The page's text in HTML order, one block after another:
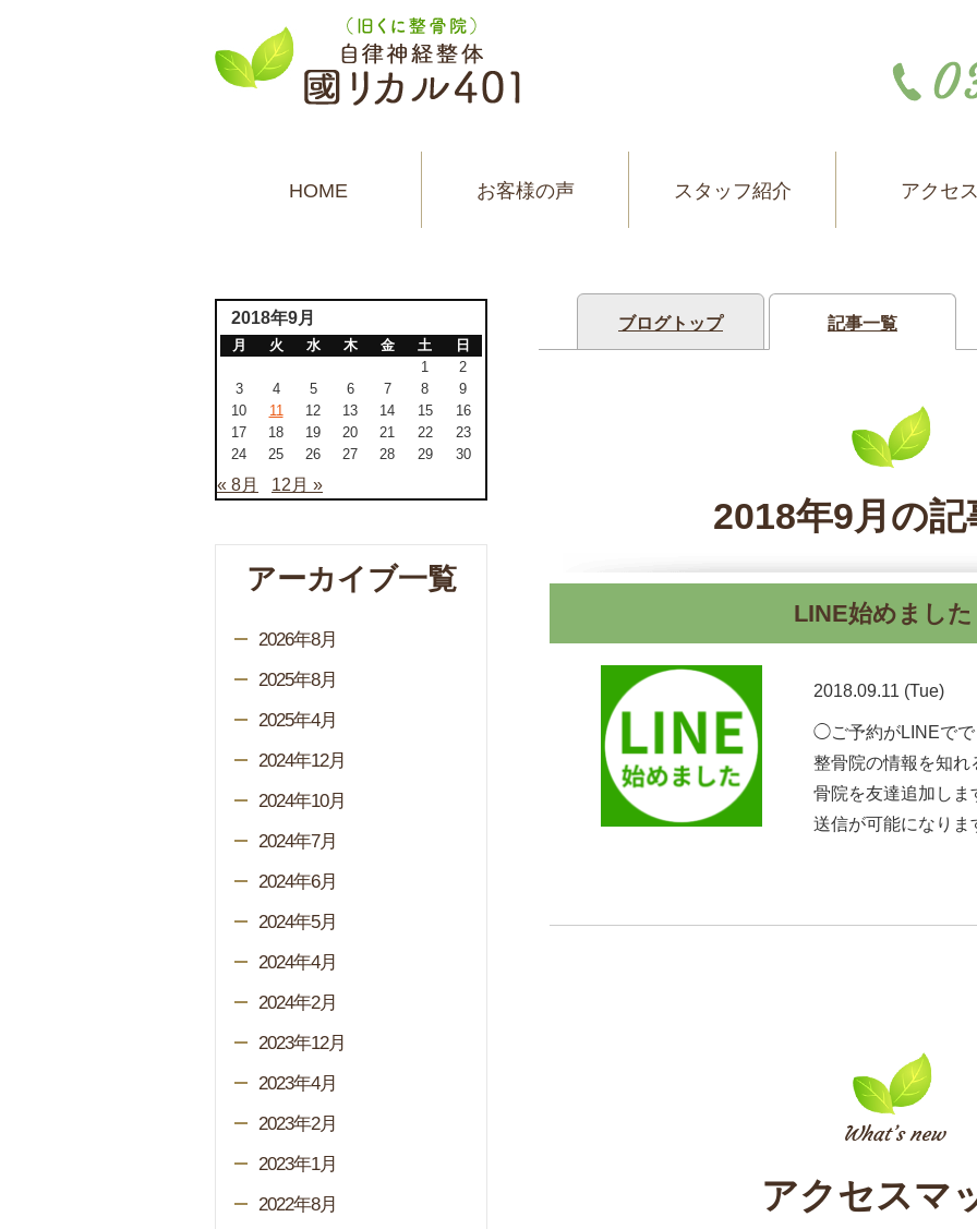
HOME お客様の声 スタッフ紹介 アクセ
ブログトップ 記事一覧
2018年9月の記
LINE始めました
2018.09.11 (Tue)
◯ご予約がLINEで
整骨院の情報を知
骨院を友達追加し
送信が可能になり
アクセスマ
2018年9月
月 火 水 木 金 土
日
1
2
3
4 5 6 7 8
9
10
11 12 13 14 15
16
17
18 19 20 21 22
23
24
25 26 27 28 29 30
« 8月 12月 »
アーカイブ一覧
2026年8月
2025年8月
2025年4月
2024年12月
2024年10月
2024年7月
2024年6月
2024年5月
2024年4月
2024年2月
2023年12月
2023年4月
2023年2月
2023年1月
2022年8月